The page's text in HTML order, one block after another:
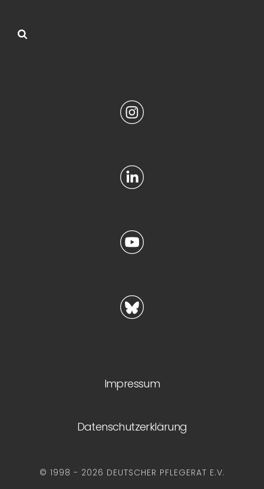
Impressum
Datenschutzerklärung
© 1998 - 2026 DEUTSCHER PFLEGERAT E.V.